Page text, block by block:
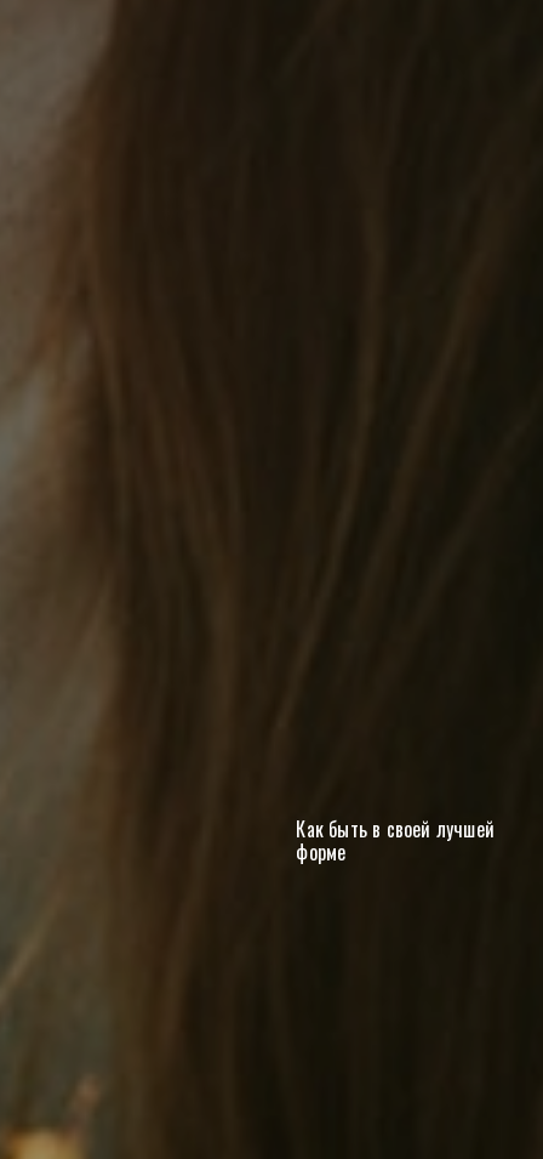
Как быть в своей лучшей
форме